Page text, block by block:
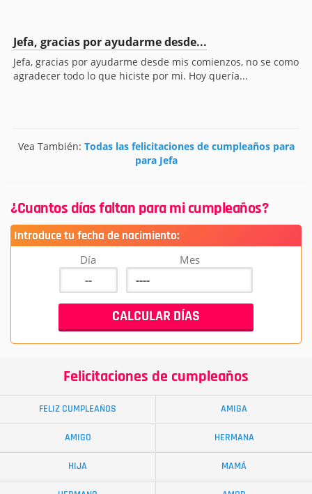
Jefa, gracias por ayudarme desde...
Jefa, gracias por ayudarme desde mis comienzos, no se como
agradecer todo lo que hiciste por mi. Hoy quería...
Vea También: Todas las felicitaciones de cumpleaños para
para Jefa
¿Cuantos días faltan para mi cumpleaños?
Introduce tu fecha de nacimiento:
Día Mes
Felicitaciones de cumpleaños
FELIZ CUMPLEAÑOS AMIGA
AMIGO HERMANA
HIJA MAMÁ